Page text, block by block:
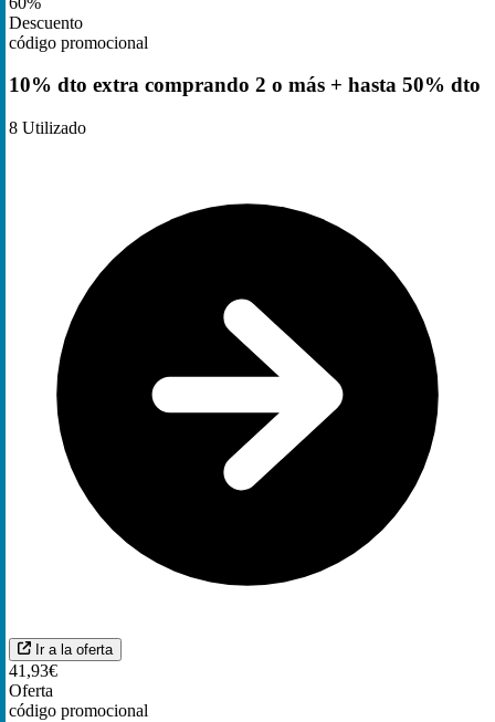
Descuento
código promocional
10% dto extra comprando 2 o más + hasta 50% dto
8 Utilizado
Ir a la oferta
41,93€
Oferta
código promocional